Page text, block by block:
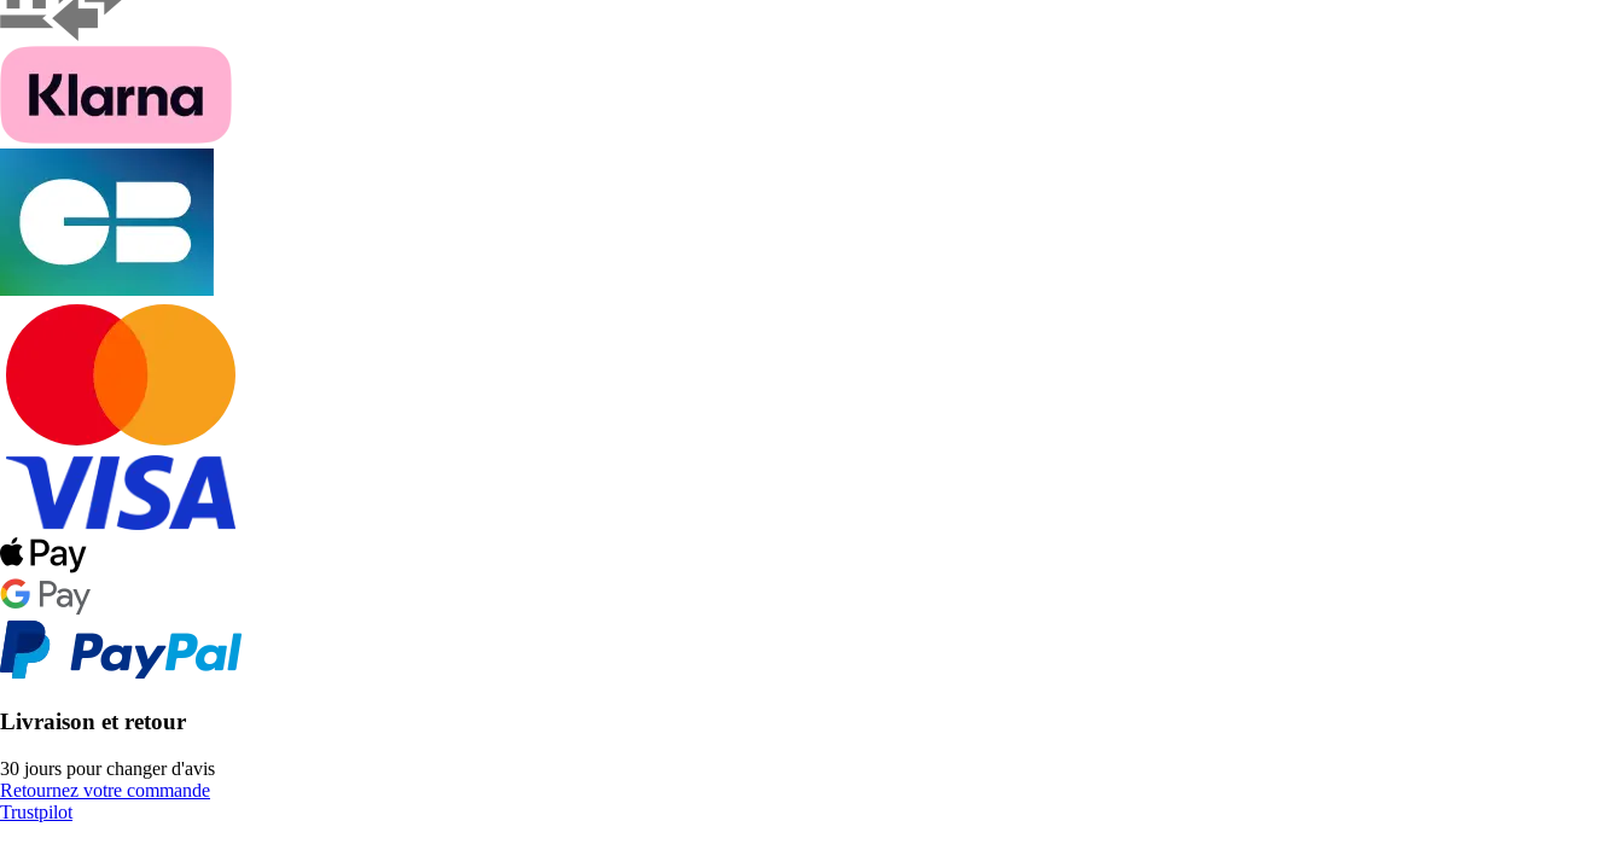
Livraison et retour
30 jours pour changer d'avis
Retournez votre commande
Trustpilot